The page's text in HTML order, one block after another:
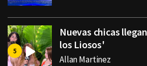
Nuevas chicas
los Liosos'
Allan Martinez